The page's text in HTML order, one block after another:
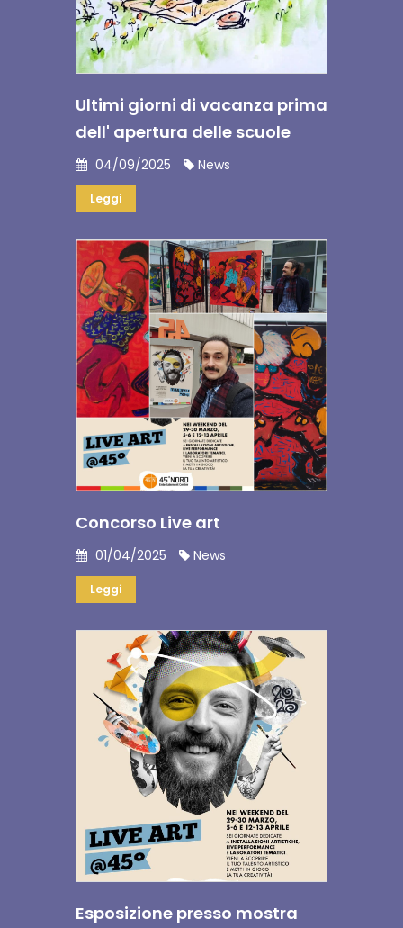
Ultimi giorni di vacanza prima
dell' apertura delle scuole
04/09/2025 News
Leggi
Concorso Live art
01/04/2025 News
Leggi
Esposizione presso mostra